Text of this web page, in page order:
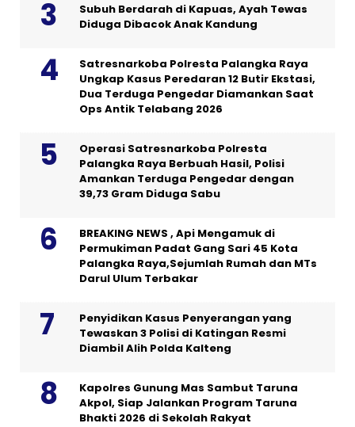
Subuh Berdarah di Kapuas, Ayah Tewas
Diduga Dibacok Anak Kandung
Satresnarkoba Polresta Palangka Raya
Ungkap Kasus Peredaran 12 Butir Ekstasi,
Dua Terduga Pengedar Diamankan Saat
Ops Antik Telabang 2026
Operasi Satresnarkoba Polresta
Palangka Raya Berbuah Hasil, Polisi
Amankan Terduga Pengedar dengan
39,73 Gram Diduga Sabu
BREAKING NEWS , Api Mengamuk di
Permukiman Padat Gang Sari 45 Kota
Palangka Raya,Sejumlah Rumah dan MTs
Darul Ulum Terbakar
Penyidikan Kasus Penyerangan yang
Tewaskan 3 Polisi di Katingan Resmi
Diambil Alih Polda Kalteng
Kapolres Gunung Mas Sambut Taruna
Akpol, Siap Jalankan Program Taruna
Bhakti 2026 di Sekolah Rakyat